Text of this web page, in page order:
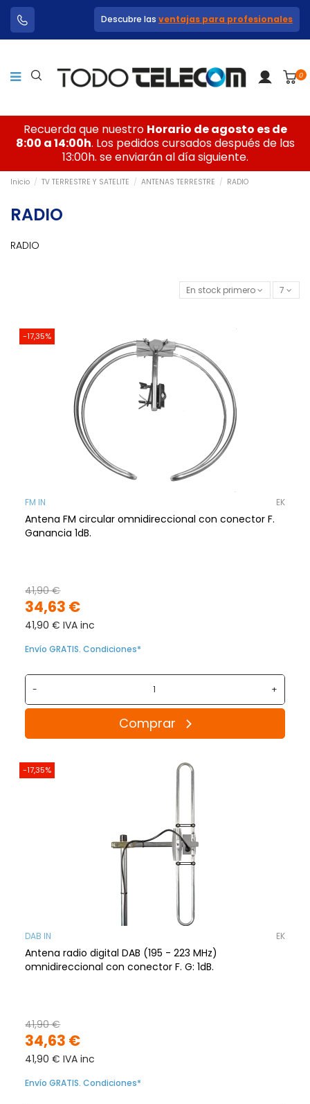
Descubre las ventajas para profesionales
0
Recuerda que nuestro Horario de agosto es de
8:00 a 14:00h. Los pedidos cursados después de las
13:00h. se enviarán al día siguiente.
Inicio TV TERRESTRE Y SATELITE ANTENAS TERRESTRE RADIO
RADIO
RADIO
En stock primero 7
-17,35%
FM IN EK
Antena FM circular omnidireccional con conector F.
Ganancia 1dB.
34,63 €
41,90 €
41,90 € IVA inc
Envío GRATIS. Condiciones*
- +
Comprar
-17,35%
DAB IN EK
Antena radio digital DAB (195 - 223 MHz)
omnidireccional con conector F. G: 1dB.
34,63 €
41,90 €
41,90 € IVA inc
Envío GRATIS. Condiciones*